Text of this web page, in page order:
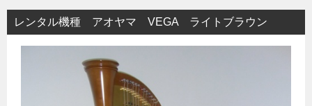
レンタル機種 アオヤマ VEGA ライトブラウン